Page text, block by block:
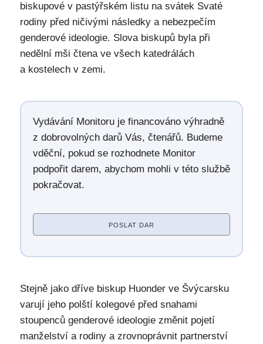
biskupové v pastýřském listu na svátek Svaté
rodiny před ničivými následky a nebezpečím
genderové ideologie. Slova biskupů byla při
nedělní mši čtena ve všech katedrálách
a kostelech v zemi.
Vydávání Monitoru je financováno výhradně
z dobrovolných darů Vás, čtenářů. Budeme
vděční, pokud se rozhodnete Monitor
podpořit darem, abychom mohli v této službě
pokračovat.
POSLAT DAR
Stejně jako dříve biskup Huonder ve Švýcarsku
varují jeho polští kolegové před snahami
stoupenců genderové ideologie změnit pojetí
manželství a rodiny a zrovnoprávnit partnerství